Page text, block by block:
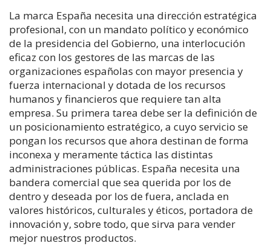
La marca España necesita una dirección estratégica
profesional, con un mandato político y económico
de la presidencia del Gobierno, una interlocución
eficaz con los gestores de las marcas de las
organizaciones españolas con mayor presencia y
fuerza internacional y dotada de los recursos
humanos y financieros que requiere tan alta
empresa. Su primera tarea debe ser la definición de
un posicionamiento estratégico, a cuyo servicio se
pongan los recursos que ahora destinan de forma
inconexa y meramente táctica las distintas
administraciones públicas. España necesita una
bandera comercial que sea querida por los de
dentro y deseada por los de fuera, anclada en
valores históricos, culturales y éticos, portadora de
innovación y, sobre todo, que sirva para vender
mejor nuestros productos.